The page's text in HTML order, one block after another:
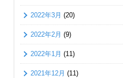
2022年3月 (20)
2022年2月 (9)
2022年1月 (11)
2021年12月 (11)